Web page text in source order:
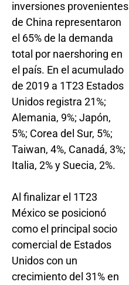
inversiones provenientes
de China representaron
el 65% de la demanda
total por naershoring en
el país. En el acumulado
de 2019 a 1T23 Estados
Unidos registra 21%;
Alemania, 9%; Japón,
5%; Corea del Sur, 5%;
Taiwan, 4%, Canadá, 3%;
Italia, 2% y Suecia, 2%.
Al finalizar el 1T23
México se posicionó
como el principal socio
comercial de Estados
Unidos con un
crecimiento del 31% en